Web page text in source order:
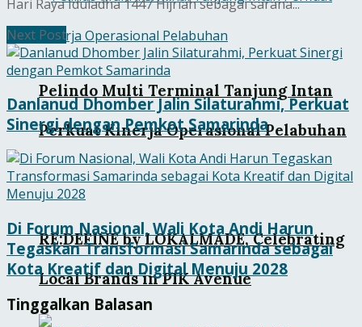
Pelindo Multi Terminal Tanjung Intan
Perkuat Kinerja Operasional Pelabuhan
RE:DEFINE by LOKALMADE, Celebrating
Local Brands in PIK Avenue
Hari Raya Iduladha 1447 Hijriah sebagai sarana...
Next Post
Danlanud Dhomber Jalin Silaturahmi, Perkuat
Sinergi dengan Pemkot Samarinda
Di Forum Nasional, Wali Kota Andi Harun
Tegaskan Transformasi Samarinda sebagai
Kota Kreatif dan Digital Menuju 2028
Tinggalkan Balasan